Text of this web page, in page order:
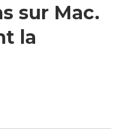
sur Mac.
la